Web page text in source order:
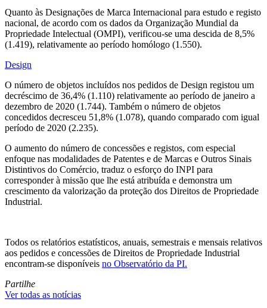
Quanto às Designações de Marca Internacional para estudo e registo
nacional, de acordo com os dados da Organização Mundial da
Propriedade Intelectual (OMPI), verificou-se uma descida de 8,5%
(1.419), relativamente ao período homólogo (1.550).
Design
O número de objetos incluídos nos pedidos de Design registou um
decréscimo de 36,4% (1.110) relativamente ao período de janeiro a
dezembro de 2020 (1.744). Também o número de objetos
concedidos decresceu 51,8% (1.078), quando comparado com igual
período de 2020 (2.235).
O aumento do número de concessões e registos, com especial
enfoque nas modalidades de Patentes e de Marcas e Outros Sinais
Distintivos do Comércio, traduz o esforço do INPI para
corresponder à missão que lhe está atribuída e demonstra um
crescimento da valorização da proteção dos Direitos de Propriedade
Industrial.
Todos os relatórios estatísticos, anuais, semestrais e mensais relativos
aos pedidos e concessões de Direitos de Propriedade Industrial
encontram-se disponíveis no Observatório da PI.
Partilhe
Ver todas as notícias